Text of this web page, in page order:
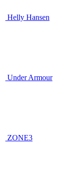
Helly Hansen
Under Armour
ZONE3